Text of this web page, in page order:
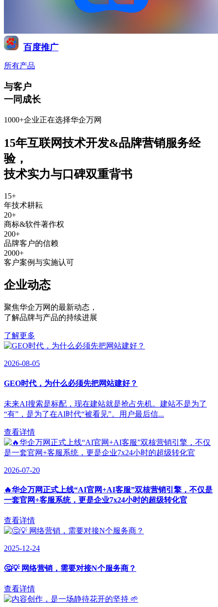
百度推广
所有产品
与客户
一同成长
1000+企业正在选择华企万网
15年互联网技术开发&品牌营销服务经
验，
技术实力与口碑双重背书
15+
年技术耕耘
20+
商标&软件著作权
200+
品牌客户的信赖
2000+
客户案例与实施认可
企业动态
聚焦华企万网的最新动态 ，
了解品牌与产品的持续进展
了解更多
2026-08-05
GEO时代，为什么必须先把网站建好？
未来AI搜索是标配，现在建站就是抢占先机。建站不是为了
“有”，是为了在AI时代“被看见”。用户最后信...
查看详情
2026-07-20
🔥华企万网正式上线“AI官网+AI客服”双核营销引擎，不仅是
一套官网+客服系统，更是企业7x24小时的超级转化官
查看详情
2025-12-24
🤔💡 网络营销，需要对接N个服务商？
查看详情